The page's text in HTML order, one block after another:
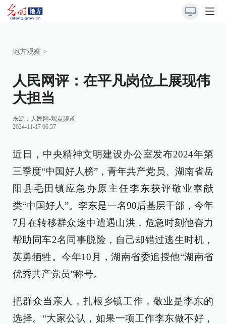
地方观察 >
人民网评：在平凡岗位上展现伟
大担当
来源： 人民网-观点频道
2024-11-17 06:57
近日，中央精神文明建设办公室发布2024年第
三季度“中国好人榜”，青年共产党员、湖南省岳
阳县毛田镇应急办原主任李东获评敬业奉献
类“中国好人”。李东是一名90后基层干部，今年
7月在转移群众途中遭遇山洪，危急时刻他奋力
帮助同车2名同事脱险，自己却错过逃生时机，
英勇牺牲。今年10月，湖南省委追授他“湖南省
优秀共产党员”称号。
把群众当亲人，扎根乡镇工作，敬业是李东的
选择。“大家公认，如果一项工作李东做不好，